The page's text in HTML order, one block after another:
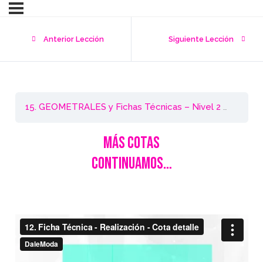
Anterior Lección Siguiente Lección
15. GEOMETRALES y Fichas Técnicas – Nivel 2 / Illustrator CC
Más Cotas
CONTINUAMOS…